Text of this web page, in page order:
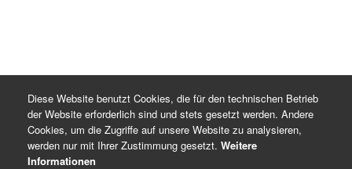
Diese Website benutzt Cookies, die für den technischen Betrieb
der Website erforderlich sind und stets gesetzt werden. Andere
Cookies, um die Zugriffe auf unsere Website zu analysieren,
werden nur mit Ihrer Zustimmung gesetzt. Weitere
Informationen